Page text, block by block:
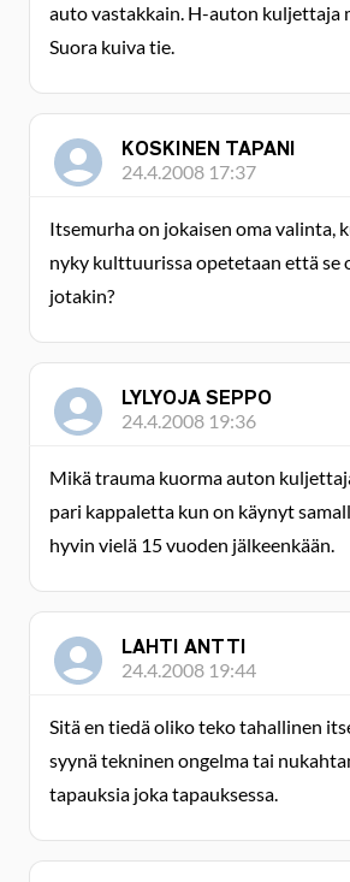
auto vastakkain. H-auton kuljettaja
Suora kuiva tie.
KOSKINEN TAPANI
24.4.2008 17:37
Itsemurha on jokaisen oma valinta,
nyky kulttuurissa opetetaan että se
jotakin?
LYLYOJA SEPPO
24.4.2008 19:36
Mikä trauma kuorma auton
pari kappaletta kun on käynyt
hyvin vielä 15 vuoden jälkeenkään.
LAHTI ANTTI
24.4.2008 19:44
Sitä en tiedä oliko teko tahallinen
syynä tekninen ongelma tai
tapauksia joka tapauksessa.